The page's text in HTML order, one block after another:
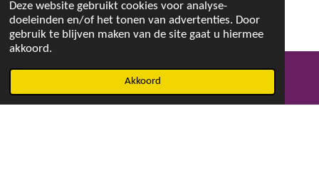
Deze website gebruikt cookies voor analyse-
doeleinden en/of het tonen van advertenties. Door
gebruik te blijven maken van de site gaat u hiermee
akkoord.
Akkoord